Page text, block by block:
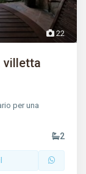
22
villetta
per una
2